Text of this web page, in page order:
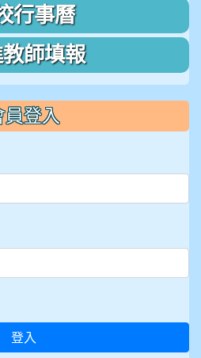
行事曆
師填報
員登入
登入